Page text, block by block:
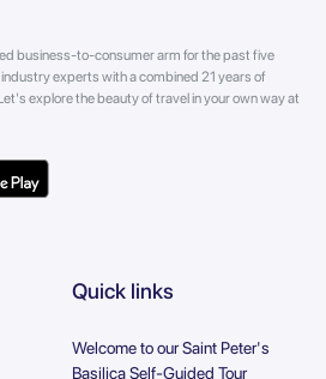
business-to-consumer arm for the past five
experts with a combined 21 years of
explore the beauty of travel in your own way at
Quick links
Welcome to our Saint Peter's
Basilica Self-Guided Tour